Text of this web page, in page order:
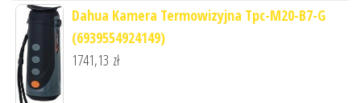
Dahua Kamera Termowizyjna Tpc-M20-B7-G
(6939554924149)
1741,13 zł